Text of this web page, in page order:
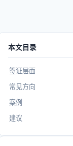
本文目录
签证层面
常见方向
案例
建议